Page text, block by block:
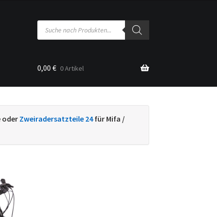
Products
search
0,00 € 0 Artikel
oderZweiradersatzteile 24für Mifa /